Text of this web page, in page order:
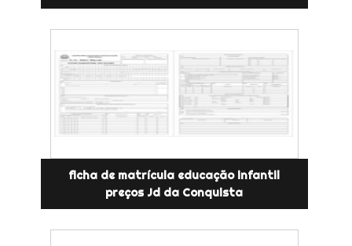
ficha de matrícula educação infantil
preços Jd da Conquista